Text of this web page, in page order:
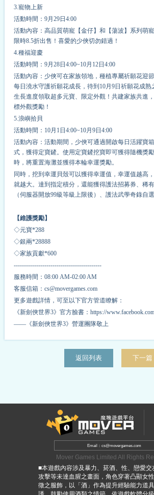
3.寵物上新
活動時間：9月29日4:00
活動內容：高品質萌寵【金仔】和【蕩波】系列萌
限時8.5折出售！喜愛的少俠切勿錯過！
4.種福迎慶
活動時間：9月28日4:00~10月12日4:00
活動內容：少俠可在家族領地，種植專屬祈願花迎
每日澆水守護祈願花成長，待到10月9日祈願花成
生長進度領取超多元寶、限定外觀！共建家族共進
標外觀獎勵！
5.浪嶼拾貝
活動時間：10月1日4:00~10月9日4:00
活動內容：活動期間，少俠可通過開啟每日活躍寶
式，獲得定寶鏟。使用定寶鏟挖寶即可獲得隨機獎
時，將重置海灘並獲得本輪幸運獎勵。
同時，挖到幸運貝殼可以獲得幸運值，幸運值越高
就越大。達到指定積分，還能獲得護法招募券、稀
（伺服器開放99級等級上限後）、護法武學奇錄自
【維護獎勵】
◇元寶*288
◇銀兩*28888
◇家族貢獻*600
-------------------------------------------
服務時間：08:00 AM-02:00 AM
客服信箱：cs@movergames.com
更多遊戲詳情，可至以下官方管道瞭解：
《新劍俠世界3》官方臉書：https://
——《新劍俠世界3》營運團隊敬上
返回列表 下一篇
Email：cs@movergames.com
Mover Games Limited All Rights
■本遊戲內容涉及暴力、菸酒、性、戀愛交
攻擊等未達血腥之畫面，角色穿著凸顯女
徵之服飾，以「酒」作為提升經驗能力道